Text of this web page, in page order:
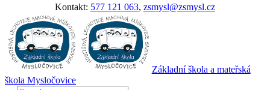
Kontakt: 577 121 063, zsmysl@zsmysl.cz
Základní škola a mateřská
škola Mysločovice